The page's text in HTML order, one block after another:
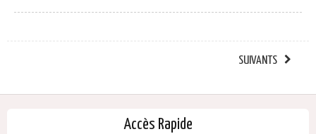
SUIVANTS
Accès Rapide